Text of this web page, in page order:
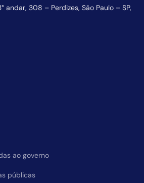
andar, 308 – Perdizes, São Paulo – SP,
ao governo
públicas